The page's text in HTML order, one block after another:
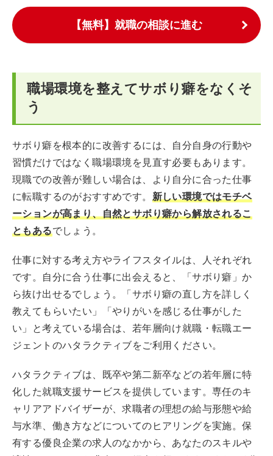
【無料】就職の相談に進む
職場環境を整えてサボり癖をなくそ
う
サボり癖を根本的に改善するには、自分自身の行動や
習慣だけではなく職場環境を見直す必要もあります。
現職での改善が難しい場合は、より自分に合った仕事
に転職するのがおすすめです。 新しい環境ではモチベ
ーションが高まり、自然とサボり癖から解放されるこ
ともあるでしょう。
仕事に対する考え方やライフスタイルは、人それぞれ
です。自分に合う仕事に出会えると、「サボり癖」か
ら抜け出せるでしょう。「サボり癖の直し方を詳しく
教えてもらいたい」「やりがいを感じる仕事がした
い」と考えている場合は、若年層向け就職・転職エー
ジェントのハタラクティブをご利用ください。
ハタラクティブは、既卒や第二新卒などの若年層に特
化した就職支援サービスを提供しています。専任のキ
ャリアアドバイザーが、求職者の理想の給与形態や給
与水準、働き方などについてのヒアリングを実施。保
有する優良企業の求人のなかから、あなたのスキルや